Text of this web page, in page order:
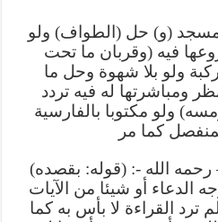
(و) حل (الطواف) ولو
فيه (وقربان ما تحت
ولو بلا شهوة وحل ما
ومباشرتها له فيه تردد
ولو مكتوبا بالفارسية
كما مر
رحمه الله -: (قوله: بقصده)
الدعاء أو شيئا من الآيات
ترد القراءة لا بأس به كما